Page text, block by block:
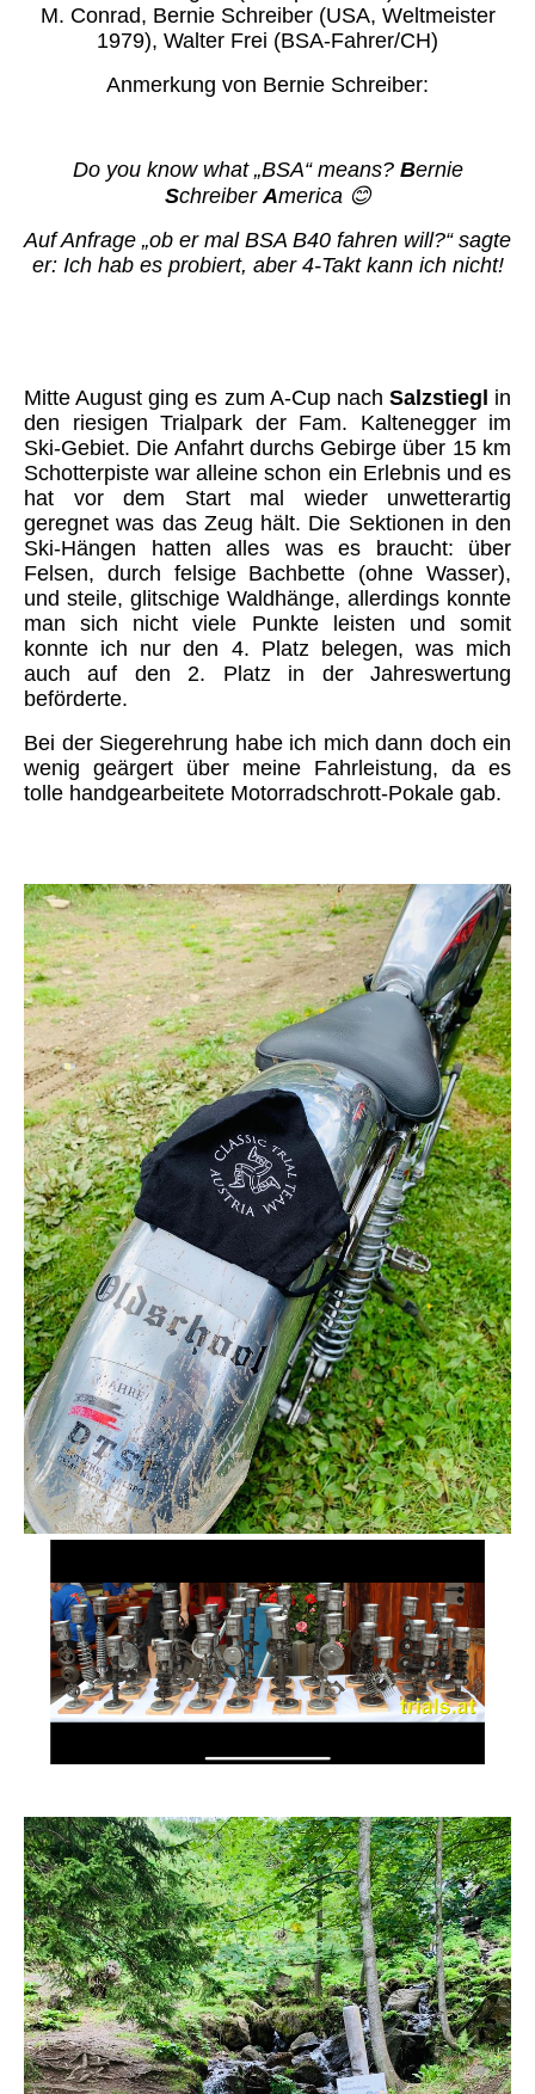
M. Conrad, Bernie Schreiber (USA, Weltmeister
1979), Walter Frei (BSA-Fahrer/CH)
Anmerkung von Bernie Schreiber:
Do you know what „BSA“ means? Bernie
Schreiber America 😊
Auf Anfrage „ob er mal BSA B40 fahren will?“ sagte
er: Ich hab es probiert, aber 4-Takt kann ich nicht!
Mitte August ging es zum A-Cup nach Salzstiegl in
den riesigen Trialpark der Fam. Kaltenegger im
Ski-Gebiet. Die Anfahrt durchs Gebirge über 15 km
Schotterpiste war alleine schon ein Erlebnis und es
hat vor dem Start mal wieder unwetterartig
geregnet was das Zeug hält. Die Sektionen in den
Ski-Hängen hatten alles was es braucht: über
Felsen, durch felsige Bachbette (ohne Wasser),
und steile, glitschige Waldhänge, allerdings konnte
man sich nicht viele Punkte leisten und somit
konnte ich nur den 4. Platz belegen, was mich
auch auf den 2. Platz in der Jahreswertung
beförderte.
Bei der Siegerehrung habe ich mich dann doch ein
wenig geärgert über meine Fahrleistung, da es
tolle handgearbeitete Motorradschrott-Pokale gab.